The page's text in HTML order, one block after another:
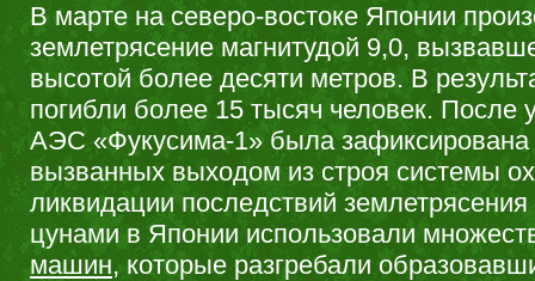
В марте на северо-востоке Японии
землетрясение магнитудой 9,0,
высотой более десяти метров. В
погибли более 15 тысяч человек. После
АЭС «Фукусима-1» была зафиксирована
вызванных выходом из строя системы
ликвидации последствий
цунами в Японии использовали
машин, которые разгребали